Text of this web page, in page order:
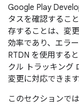
Google Play
タスを確認するこ
存することは、変
効率であり、エラ
RTDN を使用する
クル トラッキング
変更に対応できます
このセクションで